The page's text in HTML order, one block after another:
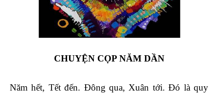
CHUYỆN CỌP NĂM DẦN
Năm hết, Tết đến. Đông qua, Xuân tới. Đó là quy